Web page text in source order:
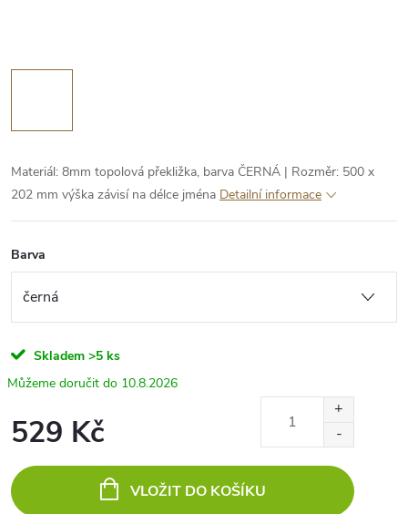
Materiál: 8mm topolová překližka, barva ČERNÁ | Rozměr: 500 x
202 mm výška závisí na délce jména Detailní informace
Barva
Skladem >5 ks
10.8.2026
529 Kč
cena:
VLOŽIT DO KOŠÍKU